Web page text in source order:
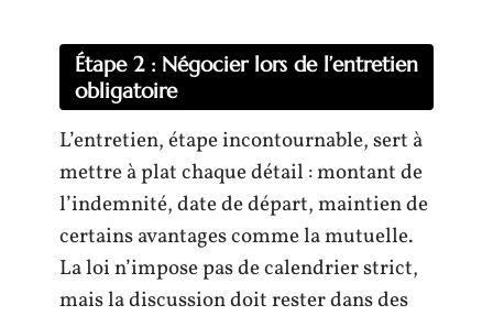
Étape 2 : Négocier lors de l’entretien
obligatoire
L’entretien, étape incontournable, sert à
mettre à plat chaque détail : montant de
l’indemnité, date de départ, maintien de
certains avantages comme la mutuelle.
La loi n’impose pas de calendrier strict,
mais la discussion doit rester dans des